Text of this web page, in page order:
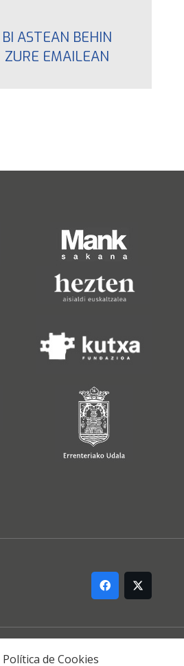
BI ASTEAN BEHIN
ZURE EMAILEAN
Política de Cookies